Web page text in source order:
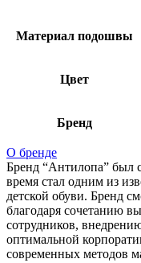
Материал подошвы
Цвет
Бренд
О бренде
Бренд “Антилопа” был
время стал одним из
детской обуви. Бренд
благодаря сочетанию
сотрудников,
оптимальной
современных методов